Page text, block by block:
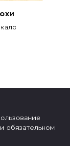
обязательном